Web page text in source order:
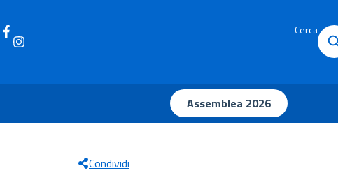
Cerca
Assemblea 2026
Condividi